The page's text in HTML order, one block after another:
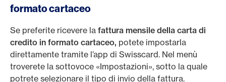
formato cartaceo
Se preferite ricevere la fattura mensile della carta di
credito in formato cartaceo, potete impostarla
direttamente tramite l’app di Swisscard. Nel menù
troverete la sottovoce «Impostazioni», sotto la quale
potrete selezionare il tipo di invio della fattura.